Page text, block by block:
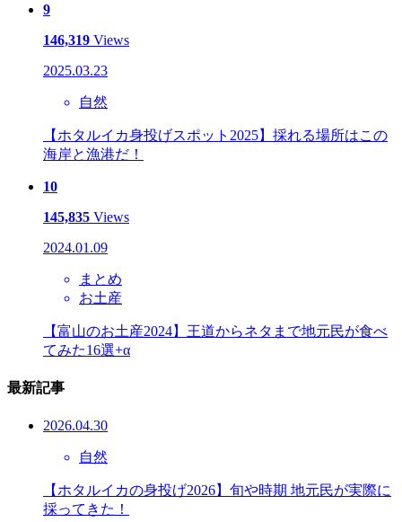
9
146,319 Views
2025.03.23
自然
【ホタルイカ身投げスポット2025】採れる場所はこの
海岸と漁港だ！
10
145,835 Views
2024.01.09
まとめ
お土産
【富山のお土産2024】王道からネタまで地元民が食べ
てみた16選+α
最新記事
2026.04.30
自然
【ホタルイカの身投げ2026】旬や時期 地元民が実際に
採ってきた！